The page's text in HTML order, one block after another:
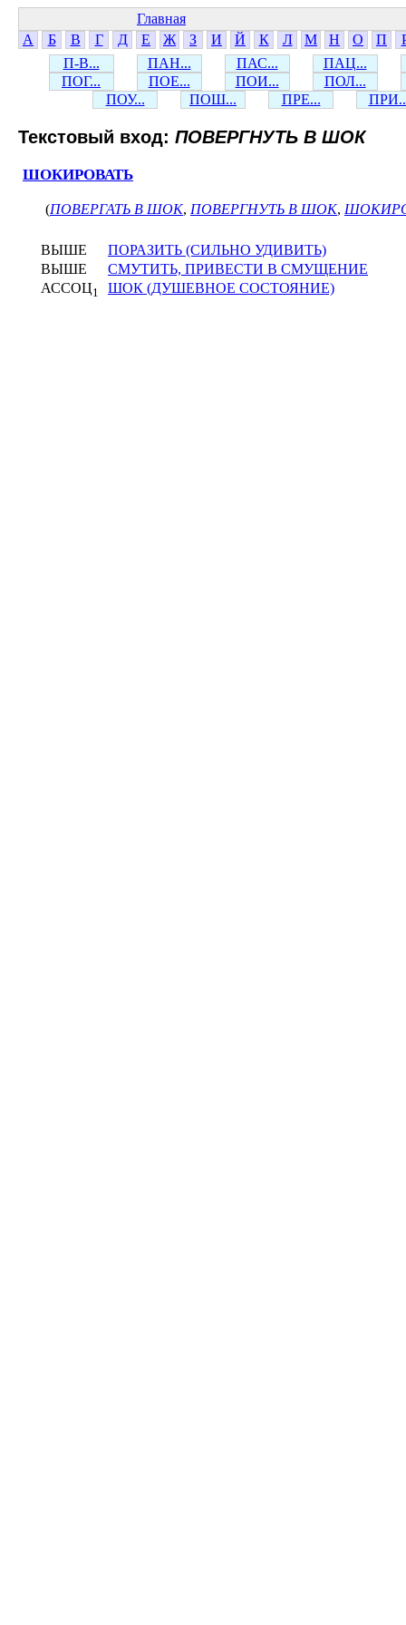
Главная
А
Б В Г Д Е Ж З И Й К Л М Н О П
П-В...
ПАН... ПАС...
ПАЦ...
ПОГ...
ПОЕ... ПОИ...
ПОЛ...
ПОУ...
ПОШ... ПРЕ...
Текстовый вход: ПОВЕРГНУТЬ В ШОК
ШОКИРОВАТЬ
(ПОВЕРГАТЬ В ШОК, ПОВЕРГНУТЬ В ШОК,
ВЫШЕ
ПОРАЗИТЬ (СИЛЬНО УДИВИТЬ)
ВЫШЕ
СМУТИТЬ, ПРИВЕСТИ В СМУЩЕНИЕ
АССОЦ1 ШОК (ДУШЕВНОЕ СОСТОЯНИЕ)